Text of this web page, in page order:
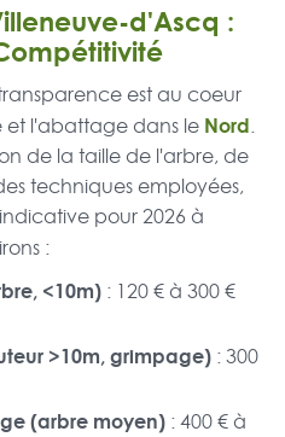
d'Ascq :
est au coeur
et l'abattage dans le Nord.
de la taille de l'arbre, de
techniques employées,
pour 2026 à
:
<10m) : 120 € à 300 €
>10m, grimpage) : 300
(arbre moyen) : 400 € à